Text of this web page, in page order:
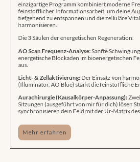
einzigartige Programm kombiniert moderne
feinstofflicher Informationsarbeit, um deine
tiefgehend zu entspannen und die zelluläre
harmonisieren.
Die 3 Säulen der energetischen Regeneration:
AO Scan Frequenz-Analyse:Sanfte
energetische Blockaden im bioenergetischen
aus.
Licht- & Zellaktivierung: Der Einsatz von
(Illuminator, AO Blue) stärkt die feinstoffliche
Aurachirurgie (Kausalkörper-Anpassung):
Sitzungen (ausgeführt von mir für dich) lösen
synchronisieren dein Feld mit der Ur-Matrix
Mehr erfahren